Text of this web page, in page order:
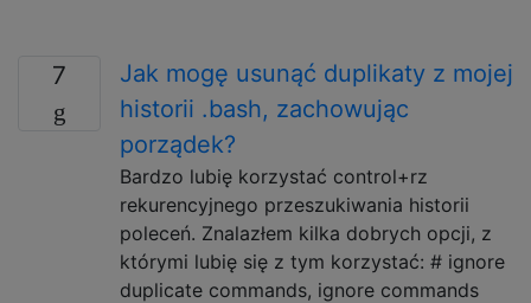
7
Jak mogę usunąć duplikaty z mojej
historii .bash, zachowując
porządek?
Bardzo lubię korzystać control+rz
rekurencyjnego przeszukiwania historii
poleceń. Znalazłem kilka dobrych opcji, z
którymi lubię się z tym korzystać: # ignore
duplicate commands, ignore commands